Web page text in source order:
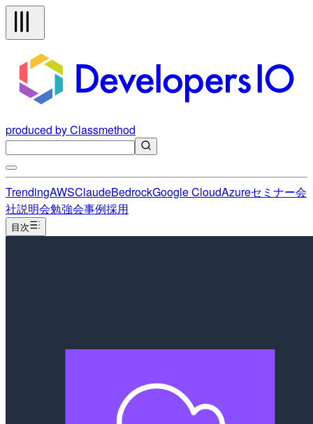
produced by Classmethod
TrendingAWSClaudeBedrockGoogle CloudAzureセミナー会
社説明会勉強会事例採用
目次